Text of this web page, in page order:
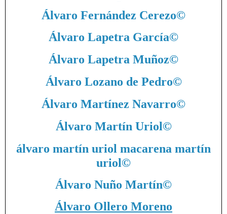
Álvaro Fernández Cerezo©
Álvaro Lapetra García©
Álvaro Lapetra Muñoz©
Álvaro Lozano de Pedro©
Álvaro Martínez Navarro©
Álvaro Martín Uriol©
álvaro martín uriol macarena martín
uriol©
Álvaro Nuño Martín©
Álvaro Ollero Moreno